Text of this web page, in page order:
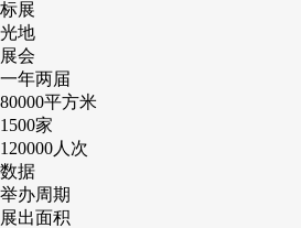
标展
光地
展会
一年两届
80000平方米
1500家
120000人次
数据
举办周期
展出面积